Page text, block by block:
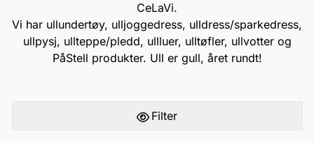
CeLaVi.
Vi har ullundertøy, ulljoggedress, ulldress/sparkedress,
ullpysj, ullteppe/pledd, ullluer, ulltøfler, ullvotter og
PåStell produkter. Ull er gull, året rundt!
Filter